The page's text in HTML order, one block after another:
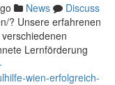
News
Discuss
? Unsere erfahrenen
Lernförderung
wien-erfolgreich-